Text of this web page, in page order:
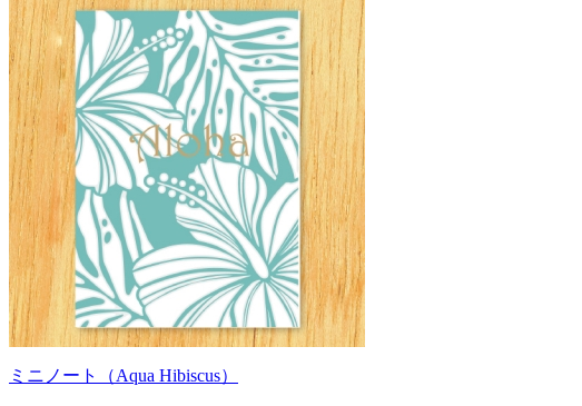
ミニノート（Aqua Hibiscus）